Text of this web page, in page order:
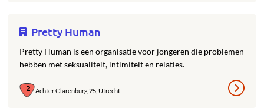
Pretty Human
Pretty Human is een organisatie voor jongeren die problemen
hebben met seksualiteit, intimiteit en relaties.
Achter Clarenburg 25, Utrecht